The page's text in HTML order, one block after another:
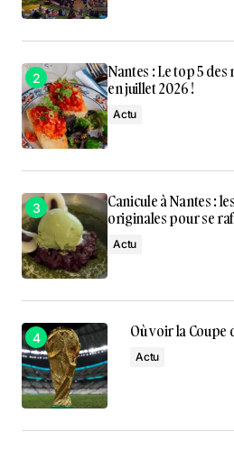
Nantes : Le top 5
en juillet 2026 !
Actu
Canicule à Nantes :
originales pour se
Actu
Où voir la Coupe
Actu